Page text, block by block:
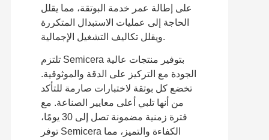
على إطالة عمر خدمة البوتقة، مما يقلل
الحاجة إلى عمليات الاستبدال المتكررة
ويقلل تكاليف التشغيل الإجمالية.
تلتزم Semicera بتوفير منتجات عالية
الجودة مع التركيز على الدقة والموثوقية.
تخضع كل بوتقة لاختبارات صارمة للتأكد
من أنها تلبي أعلى معايير الصناعة. مع
فترة زمنية مضمونة تصل إلى 30 يومًا،
توفر Semicera الكفاءة والتميز، مما